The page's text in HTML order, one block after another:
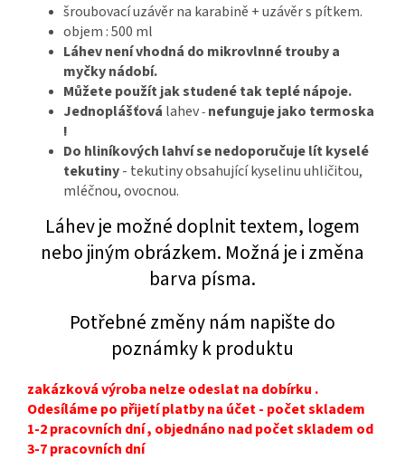
šroubovací uzávěr na karabině + uzávěr s pítkem.
objem : 500 ml
Láhev není vhodná do mikrovlnné trouby a
myčky nádobí.
Můžete použít jak studené tak teplé nápoje.
Jednoplášťová lahev- nefunguje jako termoska
!
Do hliníkových lahví se nedoporučuje lít kyselé
tekutiny- tekutiny obsahující kyselinu uhličitou,
mléčnou, ovocnou.
Láhev je možné doplnit textem, logem
nebo jiným obrázkem. Možná je i změna
barva písma.
Potřebné změny nám napište do
poznámky k produktu
zakázková výroba nelze odeslat na dobírku .
Odesíláme po přijetí platby na účet - počet skladem
1-2 pracovních dní , objednáno nad počet skladem od
3-7 pracovních dní